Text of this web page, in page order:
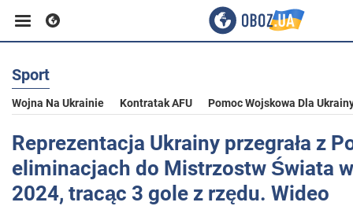
Biznes
Sport
Rozrywka
Sport
Wojna Na Ukrainie Kontratak AFU Pomoc Wojskowa Dla
Reprezentacja Ukrainy przegrała z
eliminacjach do Mistrzostw Świata
2024, tracąc 3 gole z rzędu. Wideo